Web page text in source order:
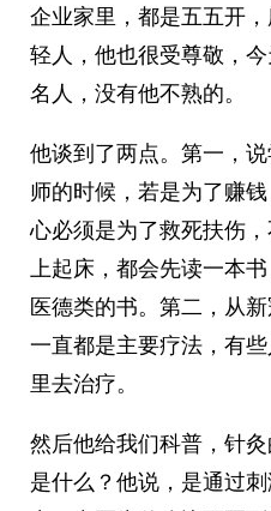
企业家里，都是五五开
轻人，他也很受尊敬，
名人，没有他不熟的。
他谈到了两点。第一，
师的时候，若是为了赚
心必须是为了救死扶伤
上起床，都会先读一本
医德类的书。第二，从
一直都是主要疗法，有
里去治疗。
然后他给我们科普，针
是什么？他说，是通过